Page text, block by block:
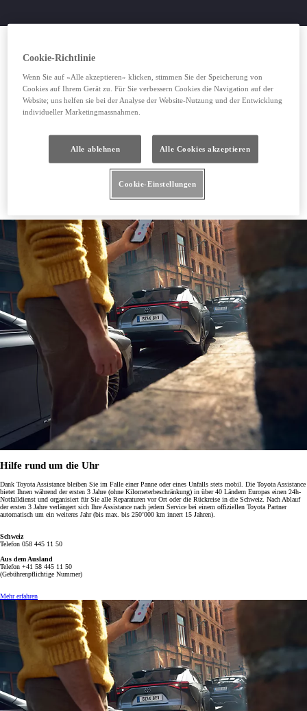
Toyota Pannendienst anrufen(Wird in neuem Fenster geöffnet)
Hilfe rund um die Uhr
Dank Toyota Assistance bleiben Sie im Falle einer Panne oder eines Unfalls stets mobil. Die Toyota Assistance
bietet Ihnen während der ersten 3 Jahre (ohne Kilometerbeschränkung) in über 40 Ländern Europas einen 24h-
Notfalldienst und organisiert für Sie alle Reparaturen vor Ort oder die Rückreise in die Schweiz. Nach Ablauf
der ersten 3 Jahre verlängert sich Ihre Assistance nach jedem Service bei einem offiziellen Toyota Partner
automatisch um ein weiteres Jahr (bis max. bis 250’000 km innert 15 Jahren).
Schweiz
Telefon 058 445 11 50
Aus dem Ausland
Telefon +41 58 445 11 50
(Gebührenpflichtige Nummer)
Mehr erfahren
Cookie-Richtlinie
Wenn Sie auf «Alle akzeptieren» klicken, stimmen Sie der Speicherung von
Cookies auf Ihrem Gerät zu. Für Sie verbessern Cookies die Navigation auf der
Website; uns helfen sie bei der Analyse der Website-Nutzung und der Entwicklung
individueller Marketingmassnahmen.
Alle ablehnen Alle Cookies akzeptieren
Cookie-Einstellungen